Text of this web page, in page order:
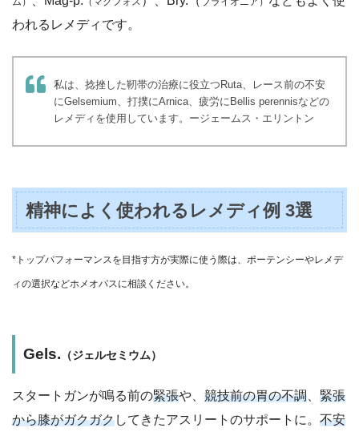
われるレメディです。
私は、捻挫した靭帯の治療に役立つRuta、レース前の不安
にGelsemium、打撲にArnica、疲労にBellis perennisなどの
レメディを使用しています。ージェームス・エリントン
精神によく使われるレメディ例 3選
*トップパフォーマンスを目指す方が実際に使う際は、ポーテンシーやレメデ
ィの選択などホメオパスに相談ください。
Gels. （ジェルセミウム）
スタートガンが鳴る前の緊張や、 競技前の胃の不調
緊張
から膝がガクガクしてきたアスリートのサポートに。 不安